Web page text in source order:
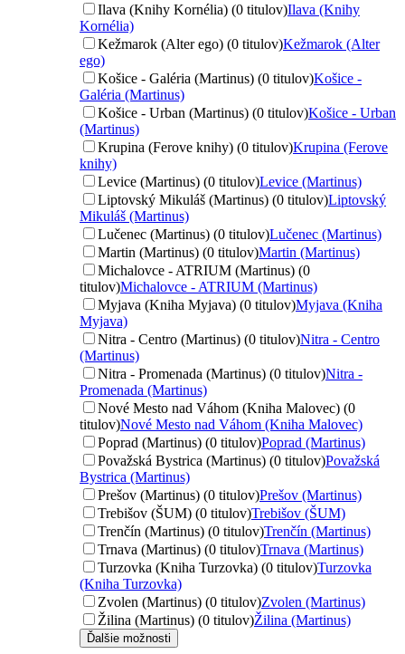
Ilava (Knihy Kornélia) (0 titulov)Ilava (Knihy
Kornélia)
Kežmarok (Alter ego) (0 titulov)Kežmarok (Alter
ego)
Košice - Galéria (Martinus) (0 titulov)Košice -
Galéria (Martinus)
Košice - Urban (Martinus) (0 titulov)Košice - Urban
(Martinus)
Krupina (Ferove knihy) (0 titulov)Krupina (Ferove
knihy)
Levice (Martinus) (0 titulov)Levice (Martinus)
Liptovský Mikuláš (Martinus) (0 titulov)Liptovský
Mikuláš (Martinus)
Lučenec (Martinus) (0 titulov)Lučenec (Martinus)
Martin (Martinus) (0 titulov)Martin (Martinus)
Michalovce - ATRIUM (Martinus) (0
titulov)Michalovce - ATRIUM (Martinus)
Myjava (Kniha Myjava) (0 titulov)Myjava (Kniha
Myjava)
Nitra - Centro (Martinus) (0 titulov)Nitra - Centro
(Martinus)
Nitra - Promenada (Martinus) (0 titulov)Nitra -
Promenada (Martinus)
Nové Mesto nad Váhom (Kniha Malovec) (0
titulov)Nové Mesto nad Váhom (Kniha Malovec)
Poprad (Martinus) (0 titulov)Poprad (Martinus)
Považská Bystrica (Martinus) (0 titulov)Považská
Bystrica (Martinus)
Prešov (Martinus) (0 titulov)Prešov (Martinus)
Trebišov (ŠUM) (0 titulov)Trebišov (ŠUM)
Trenčín (Martinus) (0 titulov)Trenčín (Martinus)
Trnava (Martinus) (0 titulov)Trnava (Martinus)
Turzovka (Kniha Turzovka) (0 titulov)Turzovka
(Kniha Turzovka)
Zvolen (Martinus) (0 titulov)Zvolen (Martinus)
Žilina (Martinus) (0 titulov)Žilina (Martinus)
Ďalšie možnosti